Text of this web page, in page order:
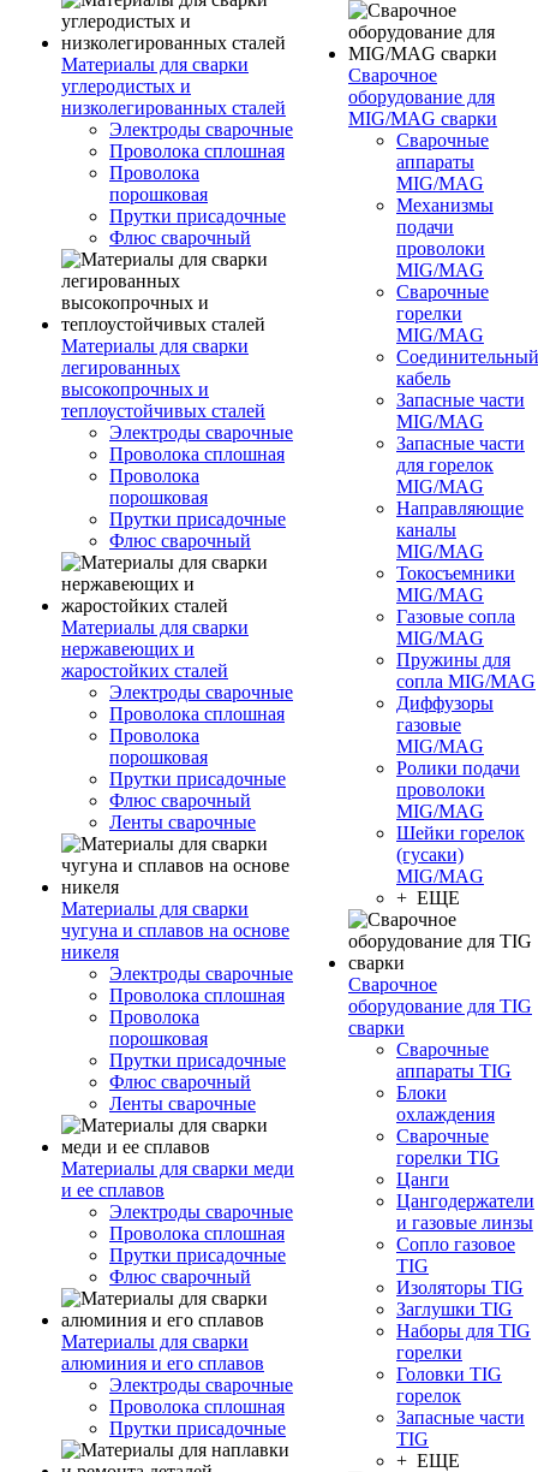
Материалы для сварки
углеродистых и
низколегированных сталей
Электроды сварочные
Проволока сплошная
Проволока
порошковая
Прутки присадочные
Флюс сварочный
Материалы для сварки
легированных
высокопрочных и
теплоустойчивых сталей
Электроды сварочные
Проволока сплошная
Проволока
порошковая
Прутки присадочные
Флюс сварочный
Материалы для сварки
нержавеющих и
жаростойких сталей
Электроды сварочные
Проволока сплошная
Проволока
порошковая
Прутки присадочные
Флюс сварочный
Ленты сварочные
Материалы для сварки
чугуна и сплавов на основе
никеля
Электроды сварочные
Проволока сплошная
Проволока
порошковая
Прутки присадочные
Флюс сварочный
Ленты сварочные
Материалы для сварки меди
и ее сплавов
Электроды сварочные
Проволока сплошная
Прутки присадочные
Флюс сварочный
Материалы для сварки
алюминия и его сплавов
Электроды сварочные
Проволока сплошная
Прутки присадочные
Сварочное
оборудование для
MIG/MAG сварки
Сварочные
аппараты
MIG/MAG
Механизмы
подачи
проволоки
MIG/MAG
Сварочные
горелки
MIG/MAG
Соединительный
кабель
Запасные части
MIG/MAG
Запасные части
для горелок
MIG/MAG
Направляющие
каналы
MIG/MAG
Токосъемники
MIG/MAG
Газовые сопла
MIG/MAG
Пружины для
сопла MIG/MAG
Диффузоры
газовые
MIG/MAG
Ролики подачи
проволоки
MIG/MAG
Шейки горелок
(гусаки)
MIG/MAG
+ ЕЩЕ
Сварочное
оборудование для TIG
сварки
Сварочные
аппараты TIG
Блоки
охлаждения
Сварочные
горелки TIG
Цанги
Цангодержатели
и газовые линзы
Сопло газовое
TIG
Изоляторы TIG
Заглушки TIG
Наборы для TIG
горелки
Головки TIG
горелок
Запасные части
TIG
+ ЕЩЕ